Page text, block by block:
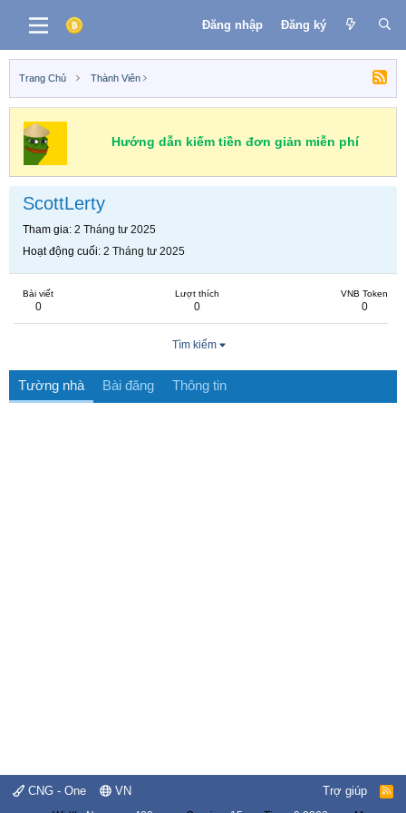
Đăng nhập Đăng ký
Trang Chủ Thành Viên
Hướng dẫn kiếm tiền đơn giản miễn phí
ScottLerty
Tham gia 2 Tháng tư 2025
Hoạt động cuối 2 Tháng tư 2025
Bài viết
0
Lượt thích
0
VNB Token
0
Tìm kiếm
Tường nhà Bài đăng Thông tin
CNG - One VN Trợ giúp
R